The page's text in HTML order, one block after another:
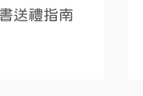
送禮指南